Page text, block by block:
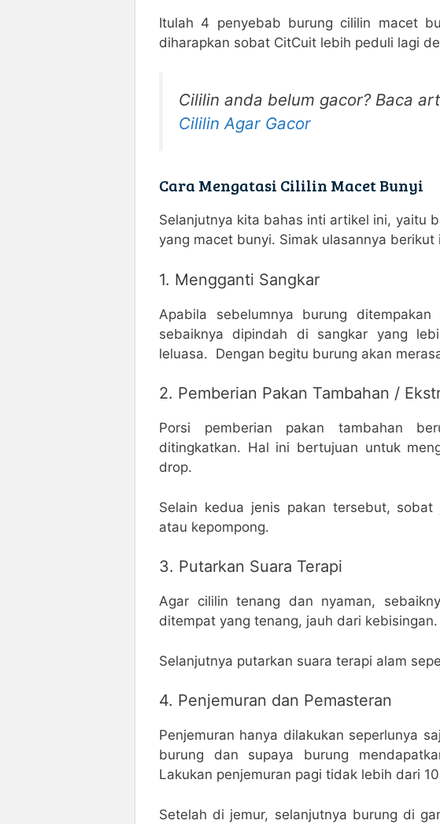
Itulah 4 penyebab burung cililin macet
diharapkan sobat CitCuit lebih peduli lagi
Cililin anda belum gacor? Baca
Cililin Agar Gacor
Cara Mengatasi Cililin Macet Bunyi
Selanjutnya kita bahas inti artikel ini, yaitu
yang macet bunyi. Simak ulasannya berikut
1. Mengganti Sangkar
Apabila sebelumnya burung
sebaiknya dipindah di sangkar yang
leluasa. Dengan begitu burung akan
2. Pemberian Pakan Tambahan /
Porsi pemberian pakan tambahan
ditingkatkan. Hal ini bertujuan untuk
drop.
Selain kedua jenis pakan tersebut,
atau kepompong.
3. Putarkan Suara Terapi
Agar cililin tenang dan nyaman,
ditempat yang tenang, jauh dari kebisingan.
Selanjutnya putarkan suara terapi alam
4. Penjemuran dan Pemasteran
Penjemuran hanya dilakukan seperlunya
burung dan supaya burung
Lakukan penjemuran pagi tidak lebih dari
Setelah di jemur, selanjutnya burung di